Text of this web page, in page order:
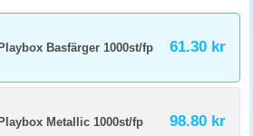
Basfärger 1000st/fp 61.30 kr
Metallic 1000st/fp 98.80 kr